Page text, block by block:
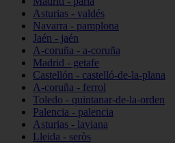
Asturias - valdés
Navarra - pamplona
Jaén - jaén
A-coruña - a-coruña
Madrid - getafe
Castellón - castelló-de-la-plana
A-coruña - ferrol
Toledo - quintanar-de-la-orden
Palencia - palencia
Asturias - laviana
Lleida - seròs